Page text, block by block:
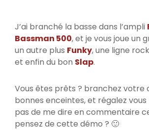
J’ai branché la basse dans l’ampli
Bassman 500, et je vous joue un
un autre plus Funky, une ligne
et enfin du bon Slap.
Vous êtes prêts ? branchez votre
bonnes enceintes, et régalez vous
pas de me dire en commentaire
pensez de cette démo ? 🙂